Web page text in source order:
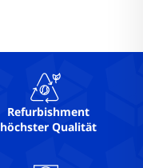
Refurbishment
höchster Qualität